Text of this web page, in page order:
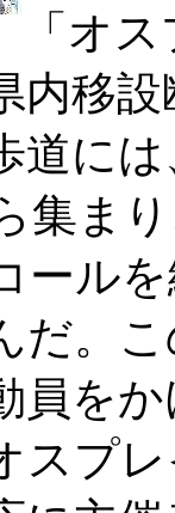
「オ
内移
道に
集ま
ール
だ。
員を
スプ